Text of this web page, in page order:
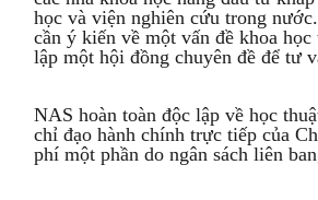
học và viện nghiên cứu trong
cần ý kiến về một vấn đề khoa
lập một hội đồng chuyên đề để tư
NAS hoàn toàn độc lập về học
chỉ đạo hành chính trực tiếp của
phí một phần do ngân sách liên